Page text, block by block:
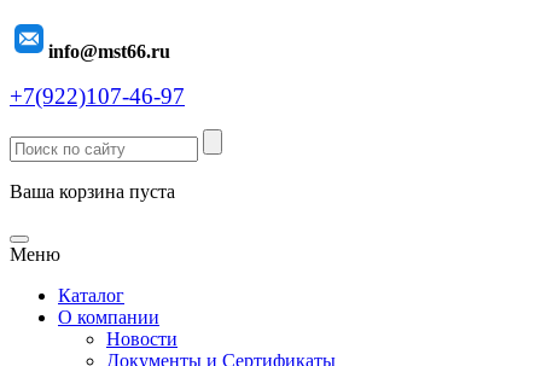
info@mst66.ru
+7(922)107-46-97
Ваша корзина пуста
Меню
Каталог
О компании
Новости
Документы и Сертификаты